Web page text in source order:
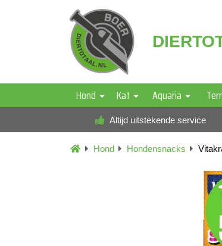
Hond Kat Aquaria
Altijd uitstekende service
Hond Hondensnacks